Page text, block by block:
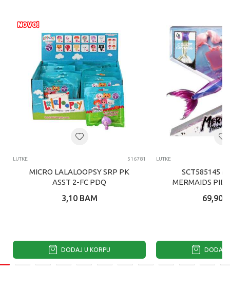
LUTKE 516781
MICRO LALALOOPSY SRP PK
ASST 2-FC PDQ
3,10 BAM
DODAJ U KORPU
LUTKE
SCT585145
MERMAIDS
69,90
DODAJ